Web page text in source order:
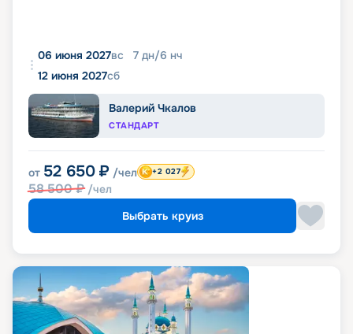
06 июня 2027вс 7 дн/6 нч
12 июня 2027сб
Валерий Чкалов
СТАНДАРТ
от 52 650 ₽ /чел
58 500₽ /чел
+2 027
Выбрать круиз